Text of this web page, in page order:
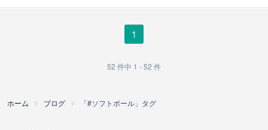
1
52 件中 1 - 52 件
ホーム ブログ 「#ソフトボール」タグ